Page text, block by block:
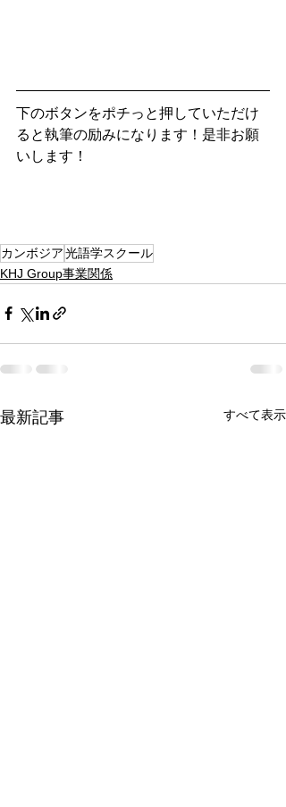
下のボタンをポチっと押していただけ
ると執筆の励みになります！是非お願
いします！
カンボジア光語学スクール
KHJ Group事業関係
最新記事 すべて表示